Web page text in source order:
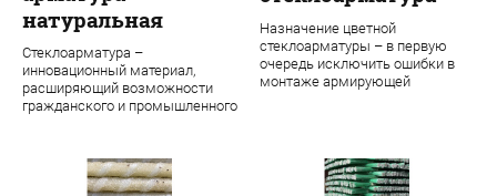
натуральная
Стеклоарматура –
инновационный материал,
расширяющий возможности
гражданского и промышленного
Назначение цветной
стеклоарматуры – в первую
очередь исключить ошибки в
монтаже армирующей